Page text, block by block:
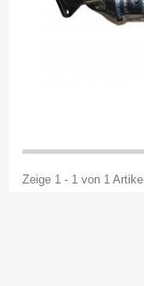
Zeige 1 - 1 von 1 Artikel